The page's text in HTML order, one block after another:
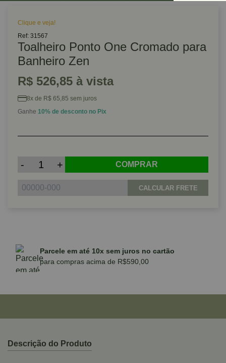
Clique e veja!
Ref: 31567
Toalheiro Ponto One Cromado para
Banheiro Zen
R$ 526,85 à vista
8x de R$ 65,85 sem juros
Ganhe 10% de desconto no Pix
- + COMPRAR
CALCULAR FRETE
Parcele em até 10x sem juros no cartão
para compras acima de R$590,00
Descrição do Produto